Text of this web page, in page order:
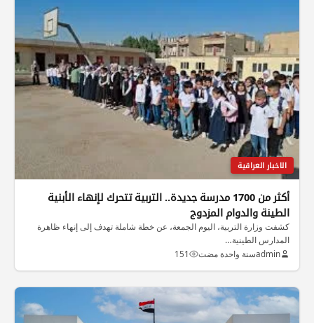
الاخبار العراقية
أكثر من 1700 مدرسة جديدة.. التربية تتحرك لإنهاء الأبنية
الطينة والدوام المزدوج
كشفت وزارة التربية، اليوم الجمعة، عن خطة شاملة تهدف إلى إنهاء ظاهرة
المدارس الطينية…
adminسنة واحدة مضت 151